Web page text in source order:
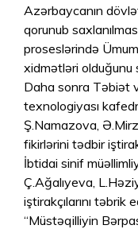
Azərbaycanın
qorunub
proseslərində
xidmətləri olduğunu
Daha sonra Təbiət
texnologiyası
Ş.Namazova,
fikirlərini tədbir
İbtidai sinif
Ç.Ağalıyeva,
iştirakçılarını təbrik
“Müstəqilliyin